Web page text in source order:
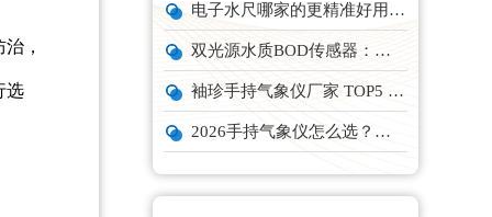
电子水尺哪家的更精准好用？推荐云境天合TH-SC系列经济型设备
双光源水质BOD传感器：在线水体有机物监测设备厂家推荐
袖珍手持气象仪厂家 TOP5 实力榜单
2026手持气象仪怎么选？云境天合、天蔚主流机型深度测评
，
选